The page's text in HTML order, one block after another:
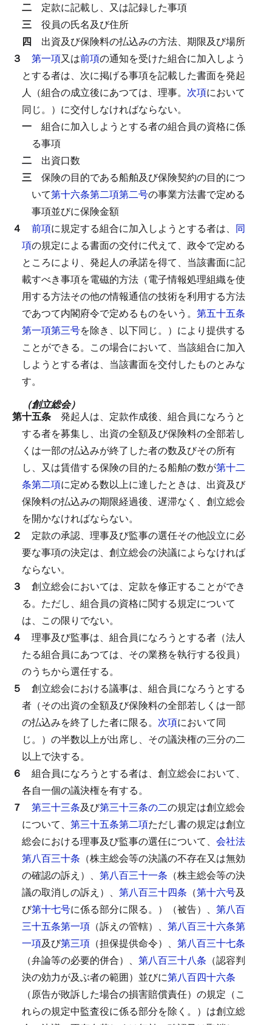
二 定款に記載し、又は記録した事項
三 役員の氏名及び住所
四 出資及び保険料の払込みの方法、期限及び場所
３ 第一項又は前項の通知を受けた組合に加入しよう
とする者は、次に掲げる事項を記載した書面を発起
人（組合の成立後にあつては、理事。 次項において
同じ。）に交付しなければならない。
一 組合に加入しようとする者の組合員の資格に係
る事項
二 出資口数
三 保険の目的である船舶及び保険契約の目的につ
いて第十六条第二項第二号の事業方法書で定める
事項並びに保険金額
４ 前項に規定する組合に加入しようとする者は、 同
項の規定による書面の交付に代えて、政令で定める
ところにより、発起人の承諾を得て、当該書面に記
載すべき事項を電磁的方法（電子情報処理組織を使
用する方法その他の情報通信の技術を利用する方法
であつて内閣府令で定めるものをいう。 第五十五条
第一項第三号を除き、以下同じ。）により提供する
ことができる。 この場合において、当該組合に加入
しようとする者は、当該書面を交付したものとみな
す。
（創立総会）
第十五条 発起人は、定款作成後、組合員になろうと
する者を募集し、出資の全額及び保険料の全部若し
くは一部の払込みが終了した者の数及びその所有
し、又は賃借する保険の目的たる船舶の数が第十二
条第二項に定める数以上に達したときは、出資及び
保険料の払込みの期限経過後、遅滞なく、創立総会
を開かなければならない。
２ 定款の承認、理事及び監事の選任その他設立に必
要な事項の決定は、創立総会の決議によらなければ
ならない。
３ 創立総会においては、定款を修正することができ
る。 ただし、組合員の資格に関する規定について
は、この限りでない。
４ 理事及び監事は、組合員になろうとする者（法人
たる組合員にあつては、その業務を執行する役員）
のうちから選任する。
５ 創立総会における議事は、組合員になろうとする
者（その出資の全額及び保険料の全部若しくは一部
の払込みを終了した者に限る。 次項において同
じ。）の半数以上が出席し、その議決権の三分の二
以上で決する。
６ 組合員になろうとする者は、創立総会において、
各自一個の議決権を有する。
７ 第三十三条及び第三十三条の二の規定は創立総会
について、 第三十五条第二項ただし書の規定は創立
総会における理事及び監事の選任について、 会社法
第八百三十条 （株主総会等の決議の不存在又は無効
の確認の訴え）、 第八百三十一条 （株主総会等の決
議の取消しの訴え）、 第八百三十四条 （第十六号及
び第十七号に係る部分に限る。）（被告）、 第八百
三十五条第一項 （訴えの管轄）、 第八百三十六条第
一項及び第三項 （担保提供命令）、 第八百三十七条
（弁論等の必要的併合）、 第八百三十八条 （認容判
決の効力が及ぶ者の範囲）並びに第八百四十六条
（原告が敗訴した場合の損害賠償責任）の規定（こ
れらの規定中監査役に係る部分を除く。）は創立総